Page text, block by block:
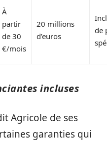
À
partir
de 30
€/mois
20 millions
d’euros
de
incluses
Agricole de ses
garanties qui